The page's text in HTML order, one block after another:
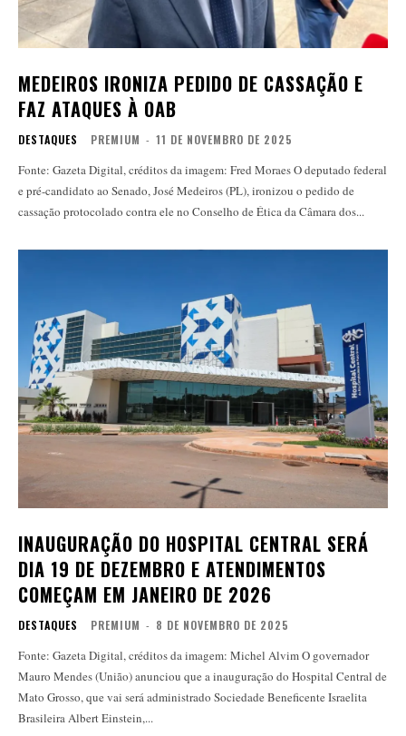
MEDEIROS IRONIZA PEDIDO DE CASSAÇÃO E
FAZ ATAQUES À OAB
DESTAQUES PREMIUM - 11 DE NOVEMBRO DE 2025
Fonte: Gazeta Digital, créditos da imagem: Fred Moraes O deputado federal
e pré-candidato ao Senado, José Medeiros (PL), ironizou o pedido de
cassação protocolado contra ele no Conselho de Ética da Câmara dos...
INAUGURAÇÃO DO HOSPITAL CENTRAL SERÁ
DIA 19 DE DEZEMBRO E ATENDIMENTOS
COMEÇAM EM JANEIRO DE 2026
DESTAQUES PREMIUM - 8 DE NOVEMBRO DE 2025
Fonte: Gazeta Digital, créditos da imagem: Michel Alvim O governador
Mauro Mendes (União) anunciou que a inauguração do Hospital Central de
Mato Grosso, que vai será administrado Sociedade Beneficente Israelita
Brasileira Albert Einstein,...